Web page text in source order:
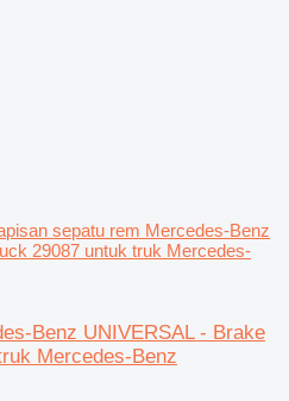
sepatu rem Mercedes-Benz
29087 untuk truk Mercedes-
Benz UNIVERSAL - Brake
Mercedes-Benz